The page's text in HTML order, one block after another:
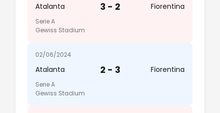
Atalanta 3 - 2 Fiorentina
Serie A
Gewiss Stadium
02/06/2024
Atalanta 2 - 3 Fiorentina
Serie A
Gewiss Stadium